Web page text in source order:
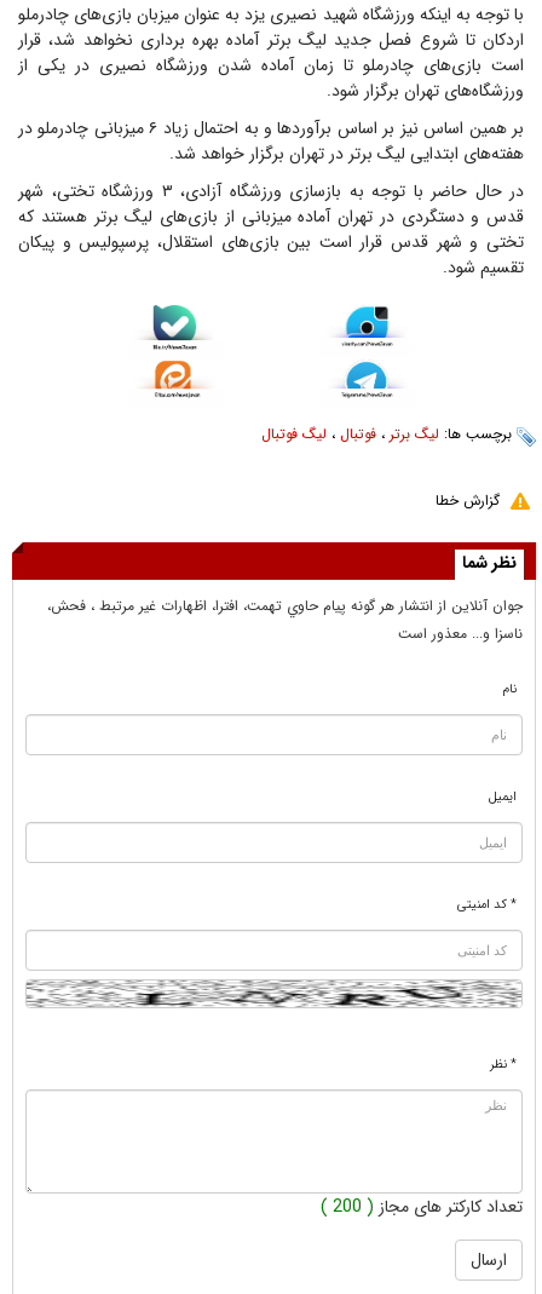
با توجه به اینکه ورزشگاه شهید نصیری یزد به عنوان میزبان بازی‌های چادرملو
اردکان تا شروع فصل جدید لیگ برتر آماده بهره برداری نخواهد شد، قرار
است بازی‌های چادرملو تا زمان آماده شدن ورزشگاه نصیری در یکی از
ورزشگاه‌های تهران برگزار شود.
بر همین اساس نیز بر اساس برآوردها و به احتمال زیاد ۶ میزبانی چادرملو در
هفته‌های ابتدایی لیگ برتر در تهران برگزار خواهد شد.
در حال حاضر با توجه به بازسازی ورزشگاه آزادی، ۳ ورزشگاه تختی، شهر
قدس و دستگردی در تهران آماده میزبانی از بازی‌های لیگ برتر هستند که
تختی و شهر قدس قرار است بین بازی‌های استقلال، پرسپولیس و پیکان
تقسیم شود.
برچسب ها: لیگ برتر ، فوتبال ، لیگ فوتبال
گزارش خطا
نظر شما
جوان آنلاين از انتشار هر گونه پيام حاوي تهمت، افترا، اظهارات غير مرتبط ، فحش،
ناسزا و... معذور است
نام
ایمیل
* کد امنیتی
* نظر
تعداد کارکتر های مجاز ( 200 )